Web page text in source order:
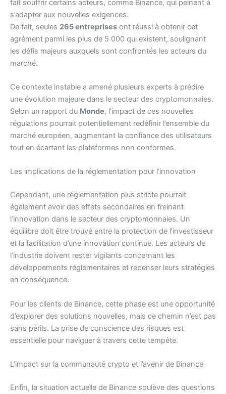
fait souffrir certains acteurs, comme Binance, qui peinent à
s’adapter aux nouvelles exigences.
De fait, seules 265 entreprises ont réussi à obtenir cet
agrément parmi les plus de 5 000 qui existent, soulignant
les défis majeurs auxquels sont confrontés les acteurs du
marché.
Ce contexte instable a amené plusieurs experts à prédire
une évolution majeure dans le secteur des cryptomonnaies.
Selon un rapport du Monde, l’impact de ces nouvelles
régulations pourrait potentiellement redéfinir l’ensemble du
marché européen, augmentant la confiance des utilisateurs
tout en écartant les plateformes non conformes.
Les implications de la réglementation pour l’innovation
Cependant, une réglementation plus stricte pourrait
également avoir des effets secondaires en freinant
l’innovation dans le secteur des cryptomonnaies. Un
équilibre doit être trouvé entre la protection de l’investisseur
et la facilitation d’une innovation continue. Les acteurs de
l’industrie doivent rester vigilants concernant les
développements réglementaires et repenser leurs stratégies
en conséquence.
Pour les clients de Binance, cette phase est une opportunité
d’explorer des solutions nouvelles, mais ce chemin n’est pas
sans périls. La prise de conscience des risques est
essentielle pour naviguer à travers cette tempête.
L’impact sur la communauté crypto et l’avenir de Binance
Enfin, la situation actuelle de Binance soulève des questions